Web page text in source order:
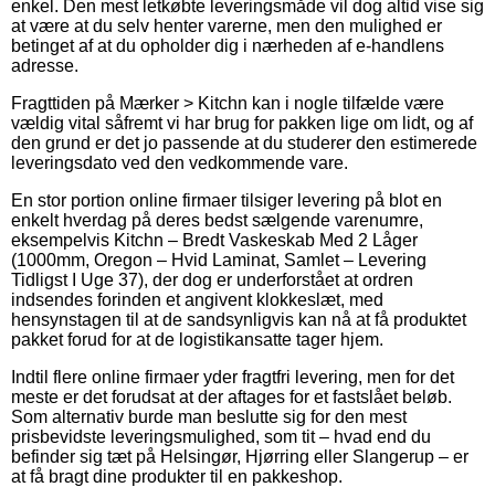
enkel. Den mest letkøbte leveringsmåde vil dog altid vise sig
at være at du selv henter varerne, men den mulighed er
betinget af at du opholder dig i nærheden af e-handlens
adresse.
Fragttiden på Mærker > Kitchn kan i nogle tilfælde være
vældig vital såfremt vi har brug for pakken lige om lidt, og af
den grund er det jo passende at du studerer den estimerede
leveringsdato ved den vedkommende vare.
En stor portion online firmaer tilsiger levering på blot en
enkelt hverdag på deres bedst sælgende varenumre,
eksempelvis Kitchn – Bredt Vaskeskab Med 2 Låger
(1000mm, Oregon – Hvid Laminat, Samlet – Levering
Tidligst I Uge 37), der dog er underforstået at ordren
indsendes forinden et angivent klokkeslæt, med
hensynstagen til at de sandsynligvis kan nå at få produktet
pakket forud for at de logistikansatte tager hjem.
Indtil flere online firmaer yder fragtfri levering, men for det
meste er det forudsat at der aftages for et fastslået beløb.
Som alternativ burde man beslutte sig for den mest
prisbevidste leveringsmulighed, som tit – hvad end du
befinder sig tæt på Helsingør, Hjørring eller Slangerup – er
at få bragt dine produkter til en pakkeshop.